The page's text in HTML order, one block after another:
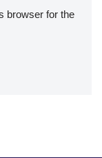
browser for the